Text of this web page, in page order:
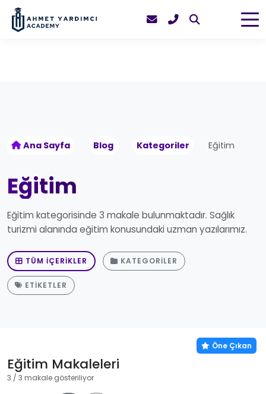
Ana Sayfa Blog Kategoriler Eğitim
Eğitim
Eğitim kategorisinde 3 makale bulunmaktadır. Sağlık
turizmi alanında eğitim konusundaki uzman yazılarımız.
TÜM İÇERIKLER KATEGORILER
ETIKETLER
Eğitim Makaleleri
3 / 3 makale gösteriliyor
Öne Çıkan